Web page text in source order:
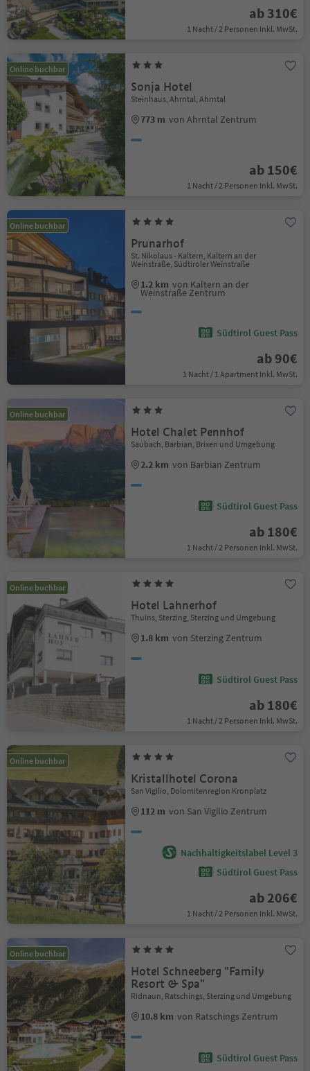
ab 310€
1 Nacht / 2 Personen Inkl. MwSt.
Online buchbar
Sonja Hotel
Steinhaus, Ahrntal, Ahrntal
773 m von Ahrntal Zentrum
ab 150€
1 Nacht / 2 Personen Inkl. MwSt.
Online buchbar
Prunarhof
St. Nikolaus - Kaltern, Kaltern an der
Weinstraße, Südtiroler Weinstraße
1.2 km von Kaltern an der
Weinstraße Zentrum
Südtirol Guest Pass
ab 90€
1 Nacht / 1 Apartment Inkl. MwSt.
Online buchbar
Hotel Chalet Pennhof
Saubach, Barbian, Brixen und Umgebung
2.2 km von Barbian Zentrum
Südtirol Guest Pass
ab 180€
1 Nacht / 2 Personen Inkl. MwSt.
Online buchbar
Hotel Lahnerhof
Thuins, Sterzing, Sterzing und Umgebung
1.8 km von Sterzing Zentrum
Südtirol Guest Pass
ab 180€
1 Nacht / 2 Personen Inkl. MwSt.
Online buchbar
Kristallhotel Corona
San Vigilio, Dolomitenregion Kronplatz
112 m von San Vigilio Zentrum
Nachhaltigkeitslabel Level 3
Südtirol Guest Pass
ab 206€
1 Nacht / 2 Personen Inkl. MwSt.
Online buchbar
Hotel Schneeberg "Family
Resort & Spa"
Ridnaun, Ratschings, Sterzing und Umgebung
10.8 km von Ratschings Zentrum
Südtirol Guest Pass